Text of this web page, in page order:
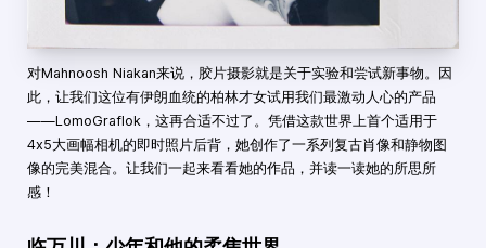
对Mahnoosh Niakan来说，胶片摄影就是关于实验和尝试新事物。因
此，让我们这位有伊朗血统的柏林才女试用我们最激动人心的产品
——LomoGraflok，这再合适不过了。凭借这款世界上首个适用于
4x5大画幅相机的即时照片后背，她创作了一系列复古肖像和静物图
像的完美混合。让我们一起来看看她的作品，并读一读她的所思所
感！